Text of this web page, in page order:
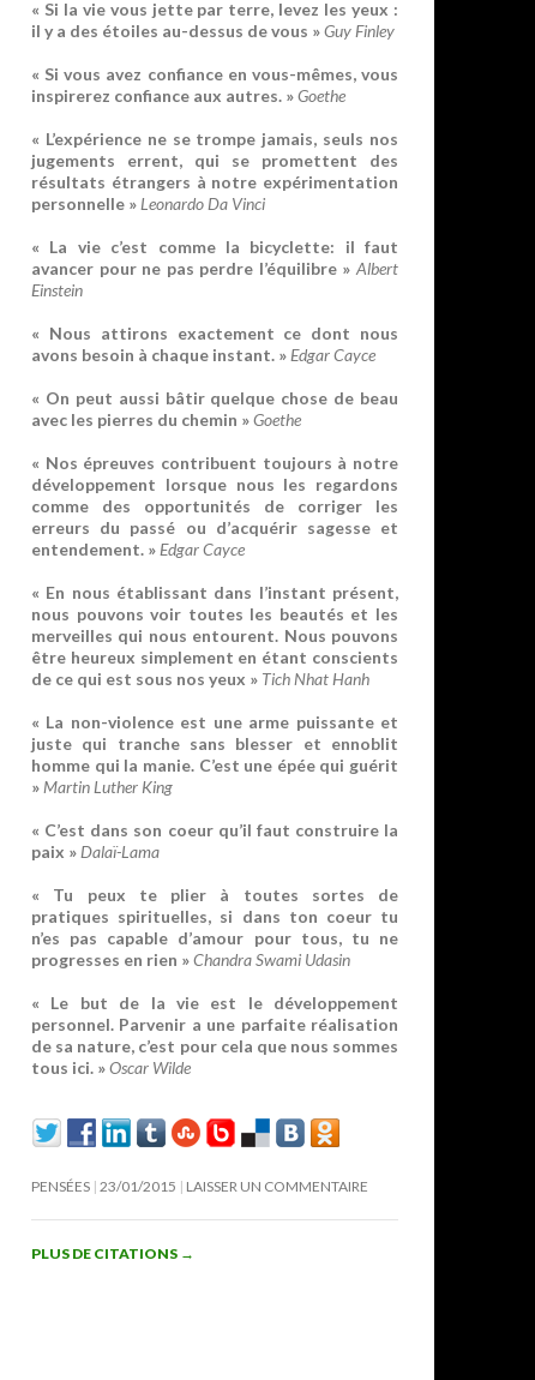
« Si la vie vous jette par terre, levez les yeux :
il y a des étoiles au-dessus de vous »Guy Finley
« Si vous avez confiance en vous-mêmes, vous
inspirerez confiance aux autres. »Goethe
« L’expérience ne se trompe jamais, seuls nos
jugements errent, qui se promettent des
résultats étrangers à notre expérimentation
personnelle » Leonardo Da Vinci
« La vie c’est comme la bicyclette: il faut
avancer pour ne pas perdre l’équilibre » Albert
Einstein
« Nous attirons exactement ce dont nous
avons besoin à chaque instant. » Edgar Cayce
« On peut aussi bâtir quelque chose de beau
avec les pierres du chemin »Goethe
« Nos épreuves contribuent toujours à notre
développement lorsque nous les regardons
comme des opportunités de corriger les
erreurs du passé ou d’acquérir sagesse et
entendement. » Edgar Cayce
« En nous établissant dans l’instant présent,
nous pouvons voir toutes les beautés et les
merveilles qui nous entourent. Nous pouvons
être heureux simplement en étant conscients
de ce qui est sous nos yeux » Tich Nhat Hanh
« La non-violence est une arme puissante et
juste qui tranche sans blesser et ennoblit
homme qui la manie. C’est une épée qui guérit
» Martin Luther King
« C’est dans son coeur qu’il faut construire la
paix » Dalaï-Lama
« Tu peux te plier à toutes sortes de
pratiques spirituelles, si dans ton coeur tu
n’es pas capable d’amour pour tous, tu ne
progresses en rien »Chandra Swami Udasin
« Le but de la vie est le développement
personnel. Parvenir a une parfaite réalisation
de sa nature, c’est pour cela que nous sommes
tous ici. »Oscar Wilde
PENSÉES 23/01/2015 LAISSER UN COMMENTAIRE
PLUS DE CITATIONS →